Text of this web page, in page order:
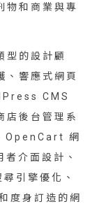
物和商業與專
型的設計顧
、響應式網頁
CMS
後台管理系
OpenCart 網
介面設計、
引擎優化、
度身訂造的網